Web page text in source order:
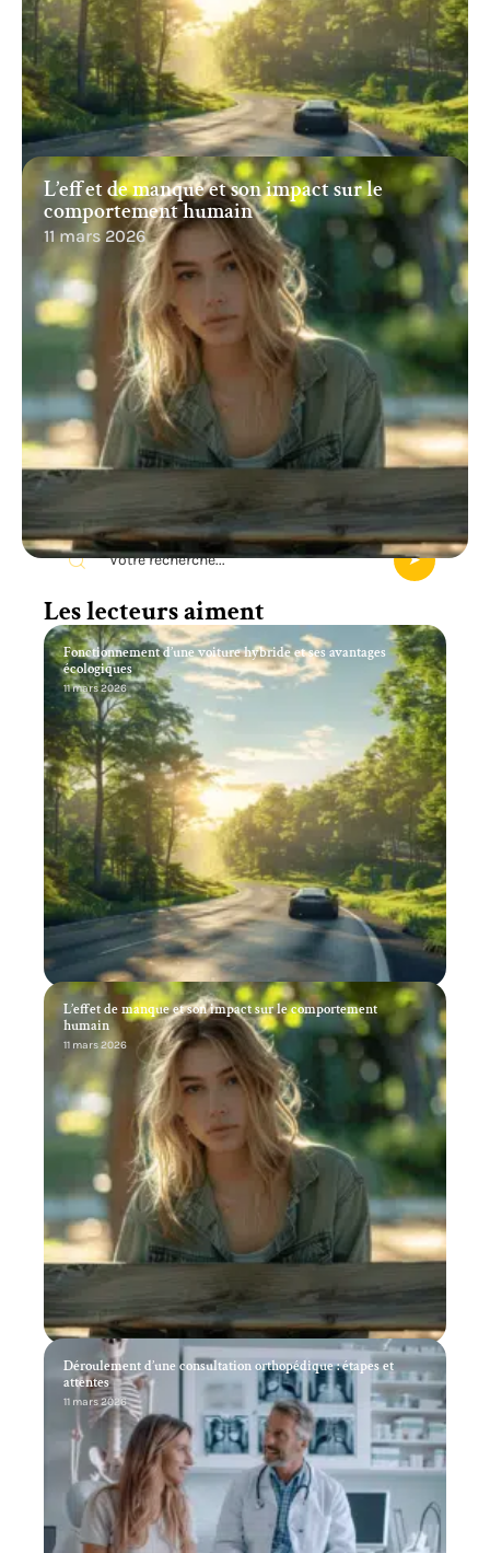
L’effet de manque et son impact sur le
comportement humain
11 mars 2026
Recherche
Les lecteurs aiment
Fonctionnement d’une voiture hybride et ses avantages
écologiques
11 mars 2026
L’effet de manque et son impact sur le comportement
humain
11 mars 2026
Déroulement d’une consultation orthopédique : étapes et
attentes
11 mars 2026